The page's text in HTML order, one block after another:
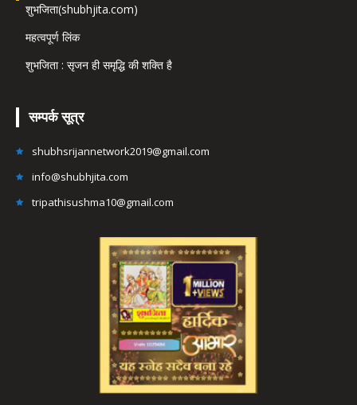
शुभजिता(shubhjita.com)
महत्वपूर्ण लिंक
शुभजिता : सृजन ही समृद्धि की शक्ति है
सम्पर्क सूत्र
shubhsrijannetwork2019@gmail.com
info@shubhjita.com
tripathisushma10@gmail.com